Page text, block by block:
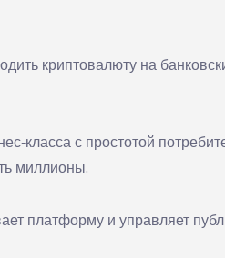
криптовалюту на
с простотой
миллионы.
платформу и управляет